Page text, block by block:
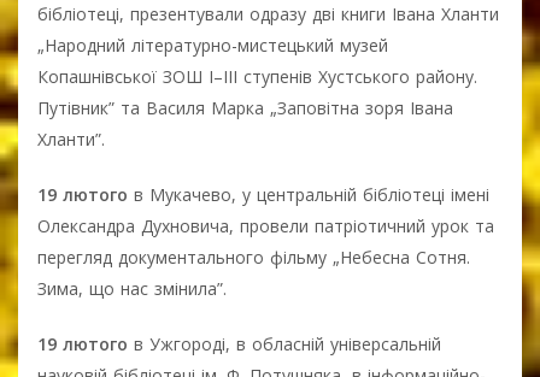
бібліотеці, презентували одразу дві книги Івана Хланти
„Народний літературно-мистецький музей
Копашнівської ЗОШ І–ІІІ ступенів Хустського району.
Путівник” та Василя Марка „Заповітна зоря Івана
Хланти”.
19 лютого в Мукачево, у центральній бібліотеці імені
Олександра Духновича, провели патріотичний урок та
перегляд документального фільму „Небесна Сотня.
Зима, що нас змінила”.
19 лютого в Ужгороді, в обласній універсальній